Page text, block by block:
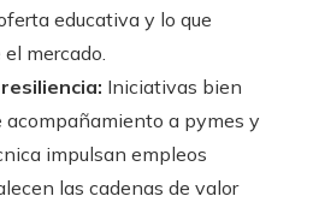
educativa y lo que
mercado.
Iniciativas bien
acompañamiento a pymes y
impulsan empleos
las cadenas de valor